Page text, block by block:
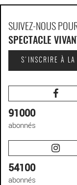
SUIVEZ-NOUS
SPECTACLE VIVANT
S'INSCRIRE À LA
91000
abonnés
54100
abonnés